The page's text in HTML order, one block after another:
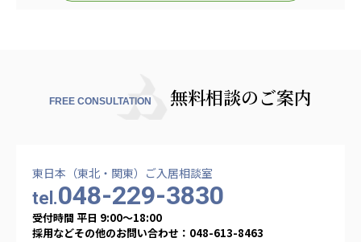
FREE CONSULTATION 無料相談のご案内
東日本（東北・関東）ご入居相談室
tel.048-229-3830
受付時間 平日 9:00〜18:00
採用などその他のお問い合わせ：048-613-8463